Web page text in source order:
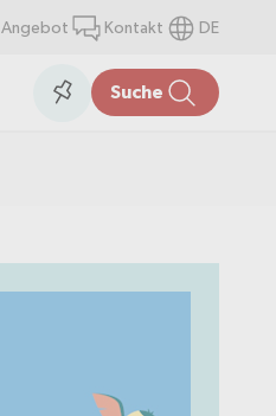
Angebot Kontakt DE
Collection
itemsSuche